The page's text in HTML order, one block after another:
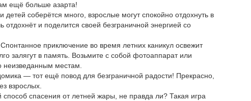
ещё больше азарта!
соберётся много, взрослые могут спокойно отдохнуть в
и поделится своей безграничной энергией со
приключение во время летних каникул освежит
залягут в память. Возьмите с собой фотоаппарат или
неизведанным местам.
— тот ещё повод для безграничной радости! Прекрасно,
взрослых.
спасения от летней жары, не правда ли? Такая игра